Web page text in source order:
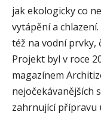
jak ekologicky co
vytápění a
též na vodní prvky,
Projekt byl v roce
magazínem
nejočekávanějších
zahrnující přípravu